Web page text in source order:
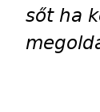
sőt ha